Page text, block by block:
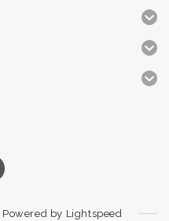
Powered by Lightspeed